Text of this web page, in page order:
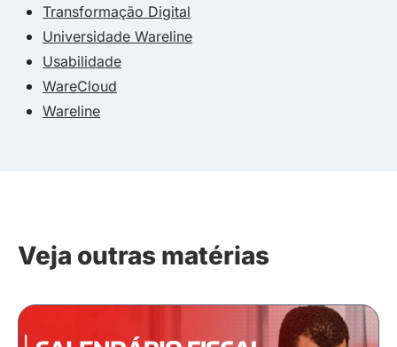
Transformação Digital
Universidade Wareline
Usabilidade
WareCloud
Wareline
Veja outras matérias